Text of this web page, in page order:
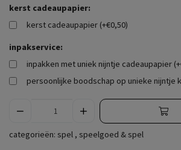
kerst cadeaupapier:
kerst cadeaupapier (+€0,50)
inpakservice:
inpakken met uniek nijntje cadeaupapier
persoonlijke boodschap op unieke nijntje
categorieën: spel , speelgoed & spel